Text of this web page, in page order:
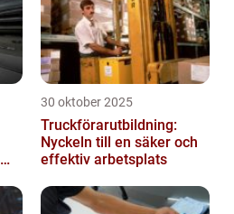
30 oktober 2025
Truckförarutbildning:
Nyckeln till en säker och
effektiv arbetsplats